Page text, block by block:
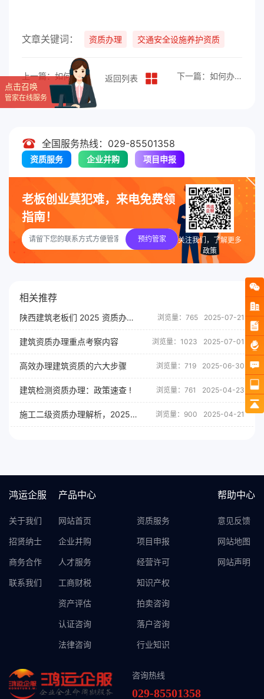
文章关键词： 资质办理 交通安全设施养护资质
上一篇：如何办理电力工程监理资质升级？ 返回列表 下一篇：如何办理风景园林设计甲级资质
全国服务热线：029-85501358
资质服务 企业并购 项目申报
老板创业莫犯难，来电免费领
指南！
预约管家
关注我们，了解更多
政策
相关推荐
陕西建筑老板们 2025 资质办理避坑 浏览量：765 2025-07-21
建筑资质办理重点考察内容 浏览量：1023 2025-07-01
高效办理建筑资质的六大步骤 浏览量：719 2025-06-30
建筑检测资质办理：政策速查 ! 浏览量：761 2025-04-23
施工二级资质办理解析，2025政策新变化！ 浏览量：900 2025-04-21
点击召唤
管家在线服务
鸿运企服
关于我们
招贤纳士
商务合作
联系我们
产品中心
网站首页 资质服务
企业并购 项目申报
人才服务 经营许可
工商财税 知识产权
资产评估 拍卖咨询
认证咨询 落户咨询
法律咨询 行业知识
帮助中心
意见反馈
网站地图
网站声明
咨询热线
029-85501358